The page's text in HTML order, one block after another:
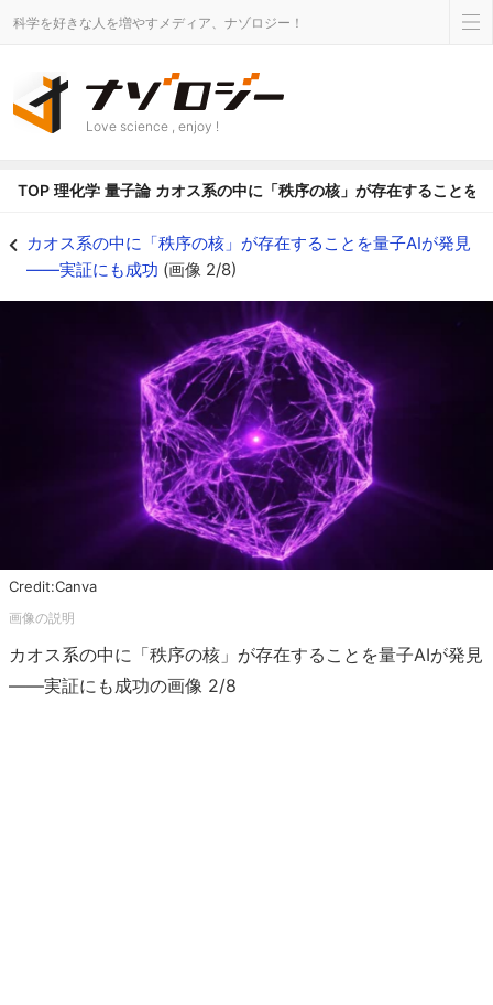
科学を好きな人を増やすメディア、ナゾロジー！
Love science , enjoy !
TOP 理化学 量子論 カオス系の中に「秩序の核」が存在すること
カオス系の中に「秩序の核」が存在することを量子AIが発見
――実証にも成功 (画像 2/8)
Credit:Canva
カオス系の中に「秩序の核」が存在することを量子AIが発見
――実証にも成功の画像 2/8